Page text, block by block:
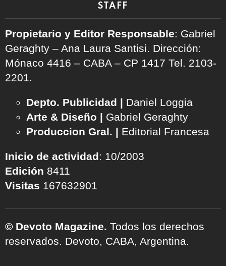
STAFF
Propietario y Editor Responsable: Gabriel
Geraghty – Ana Laura Santisi. Dirección:
Mónaco 4416 – CABA – CP 1417 Tel. 2103-
2201.
Depto. Publicidad | Daniel Loggia
Arte & Diseño | Gabriel Geraghty
Produccion Gral. | Editorial Francesa
Inicio de actividad: 10/2003
Edición 8411
Visitas 167632901
© Devoto Magazine. Todos los derechos
reservados. Devoto, CABA, Argentina.